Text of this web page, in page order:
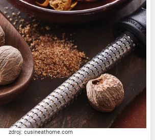
zdroj: cusineathome.com